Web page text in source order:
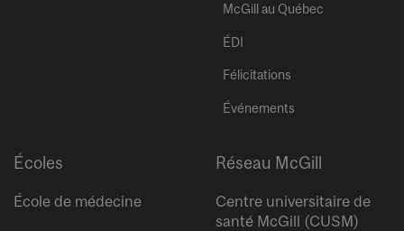
McGill au Québec
ÉDI
Félicitations
Événements
Écoles
École de médecine
Réseau McGill
Centre universitaire de
santé McGill (CUSM)